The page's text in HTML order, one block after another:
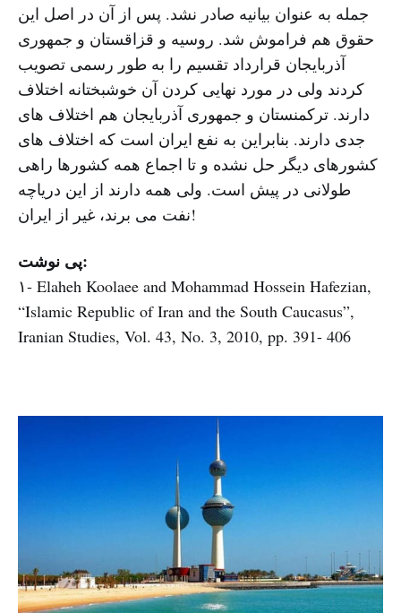
جمله به عنوان بیانیه صادر نشد. پس از آن در اصل این
حقوق هم فراموش شد. روسیه و قزاقستان و جمهوری
آذربایجان قرارداد تقسیم را به طور رسمی تصویب
کردند ولی در مورد نهایی کردن آن خوشبختانه اختلاف
دارند. ترکمنستان و جمهوری آذربایجان هم اختلاف های
جدی دارند. بنابراین به نفع ایران است که اختلاف های
کشورهای دیگر حل نشده و تا اجماع همه کشورها راهی
طولانی در پیش است. ولی همه دارند از این دریاچه
نفت می برند، غیر از ایران!
پى نوشت:
١- Elaheh Koolaee and Mohammad Hossein Hafezian,
“Islamic Republic of Iran and the South Caucasus”,
Iranian Studies, Vol. 43, No. 3, 2010, pp. 391- 406